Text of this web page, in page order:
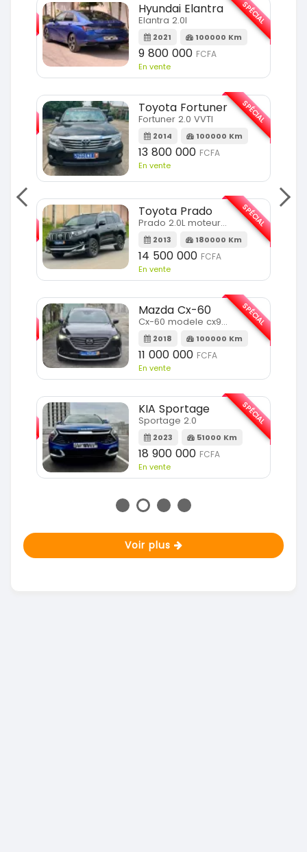
SPÉCIAL
Hyundai Elantra
Elantra 2.0l
2021 100000 Km
9 800 000 FCFA
En vente
SPÉCIAL
Toyota Fortuner
Fortuner 2.0 VVTI
2014 100000 Km
13 800 000 FCFA
En vente
SPÉCIAL
Toyota Prado
Prado 2.0L moteur d4d
2013 180000 Km
14 500 000 FCFA
En vente
SPÉCIAL
Mazda Cx-60
Cx-60 modele cx9 full option
2018 100000 Km
11 000 000 FCFA
En vente
SPÉCIAL
KIA Sportage
Sportage 2.0
2023 51000 Km
18 900 000 FCFA
En vente
SPÉCIAL
Voir plus